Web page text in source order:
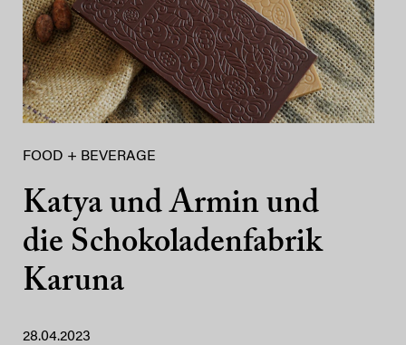
FOOD + BEVERAGE
Katya und Armin und
die Schokoladenfabrik
Karuna
28.04.2023